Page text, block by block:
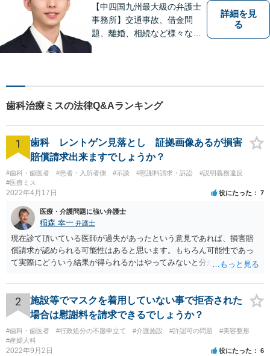
【中四国九州最大級の弁護士
事務所】交通事故、借金問
題、離婚、相続など様々な問
い！
詳細を見
る
歯科治療ミスの法律Q&Aランキング
1
歯科 レントゲン見落とし 証拠画像あるが損害
賠償請求出来ますでしょうか？
#歯科・歯医者 #患者・入所者側 #示談 #慰謝料請求・訴訟
#説明義務違反
#医療ミス
2022年4月17日 役にたった 7
医療・介護問題に強い弁護士
稲森 幸一 弁護士
現在診て頂いている医師が過失があったという意見であれば、損害賠
償請求が認められる可能性はあると思います。もちろん可能性であっ
て実際にどういう結果が得られるかはやってみないと分かりません
療費や精神的苦痛を受けた分の慰謝料や仕事に影響があれば休業損害
などが考えられます。 頑張ってください。
2
施設等でマスクを着用していない事で拒否された
場合は慰謝料を請求できるでしょうか？
#歯科・歯医者 #行政処分の不服申立て #介護施設 #許認可の問題
#美容整形
#産婦人科
2022年9月2日 役にたった 6